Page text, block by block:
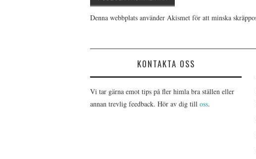
Denna webbplats använder Akismet för att minska
KONTAKTA OSS
Vi tar gärna emot tips på fler himla bra ställen eller
annan trevlig feedback. Hör av dig till oss.